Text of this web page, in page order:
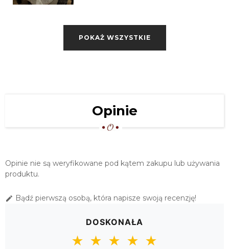
219,00 zł
POKAŻ WSZYSTKIE
Opinie
Opinie nie są weryfikowane pod kątem zakupu lub używania
produktu.
 Bądź pierwszą osobą, która napisze swoją recenzję!
DOSKONAŁA
★ ★ ★ ★ ★